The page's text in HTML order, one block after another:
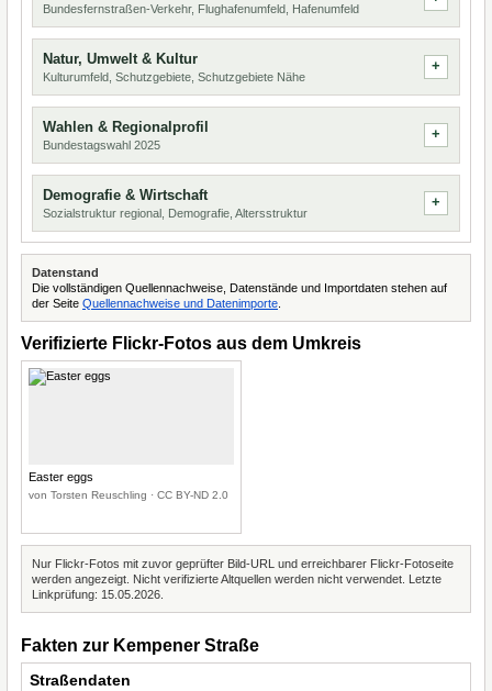
Bundesfernstraßen-Verkehr, Flughafenumfeld, Hafenumfeld
Natur, Umwelt & Kultur
Kulturumfeld, Schutzgebiete, Schutzgebiete Nähe
Wahlen & Regionalprofil
Bundestagswahl 2025
Demografie & Wirtschaft
Sozialstruktur regional, Demografie, Altersstruktur
Datenstand
Die vollständigen Quellennachweise, Datenstände und Importdaten stehen auf
der Seite Quellennachweise und Datenimporte
Verifizierte Flickr-Fotos aus dem Umkreis
Easter eggs
von Torsten Reuschling · CC BY-ND 2.0
Nur Flickr-Fotos mit zuvor geprüfter Bild-URL und erreichbarer Flickr-Fotoseite
werden angezeigt. Nicht verifizierte Altquellen werden nicht verwendet. Letzte
Linkprüfung: 15.05.2026.
Fakten zur Kempener Straße
Straßendaten